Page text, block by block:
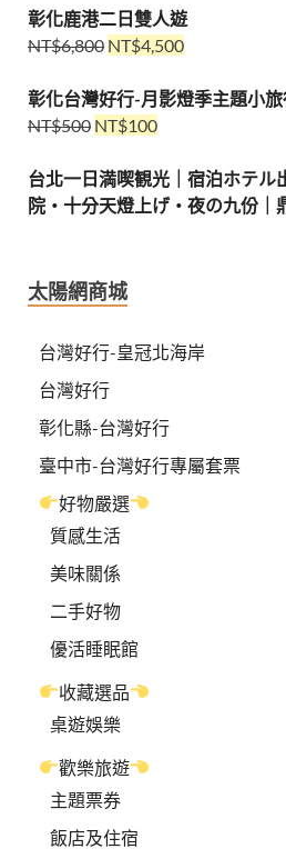
彰化鹿港二日雙人遊
NT$6,800 NT$4,500
彰化台灣好行-月影燈季主題小
NT$500 NT$100
台北一日満喫観光｜宿泊ホテル
院・十分天燈上げ・夜の九份｜
太陽網商城
台灣好行-皇冠北海岸
台灣好行
彰化縣-台灣好行
臺中市-台灣好行專屬套票
好物嚴選
質感生活
美味關係
二手好物
優活睡眠館
收藏選品
桌遊娛樂
歡樂旅遊
主題票券
飯店及住宿